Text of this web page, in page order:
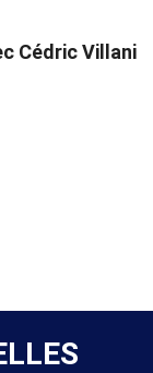
Cédric Villani